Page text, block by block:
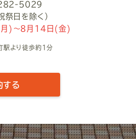
5029
祭日を除く）
月)～8月14日(金)
駅より徒歩約1分
する